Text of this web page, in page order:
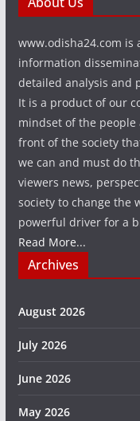
www.odisha24.com
information
detailed analysis and
It is a product of our
mindset of the
front of the society
we can and must do
viewers news,
society to change the
powerful driver for a
Read More...
Archives
August 2026
July 2026
June 2026
May 2026